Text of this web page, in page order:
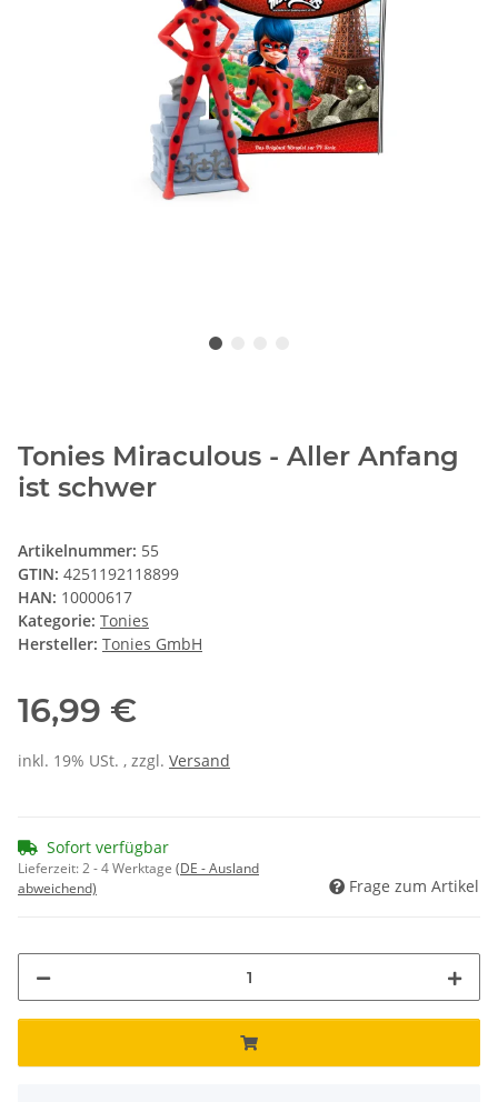
Tonies Miraculous - Aller Anfang
ist schwer
Artikelnummer: 55
GTIN: 4251192118899
HAN: 10000617
Kategorie: Tonies
Hersteller: Tonies GmbH
16,99 €
inkl. 19% USt. , zzgl. Versand
Sofort verfügbar
Lieferzeit:2 - 4 Werktage (DE - Ausland
abweichend)
Frage zum Artikel